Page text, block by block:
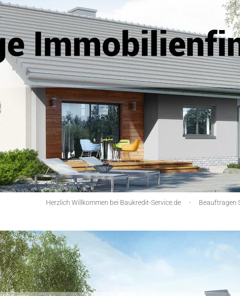
Herzlich Willkommen bei Baukredit-Service.de - Beauftragen